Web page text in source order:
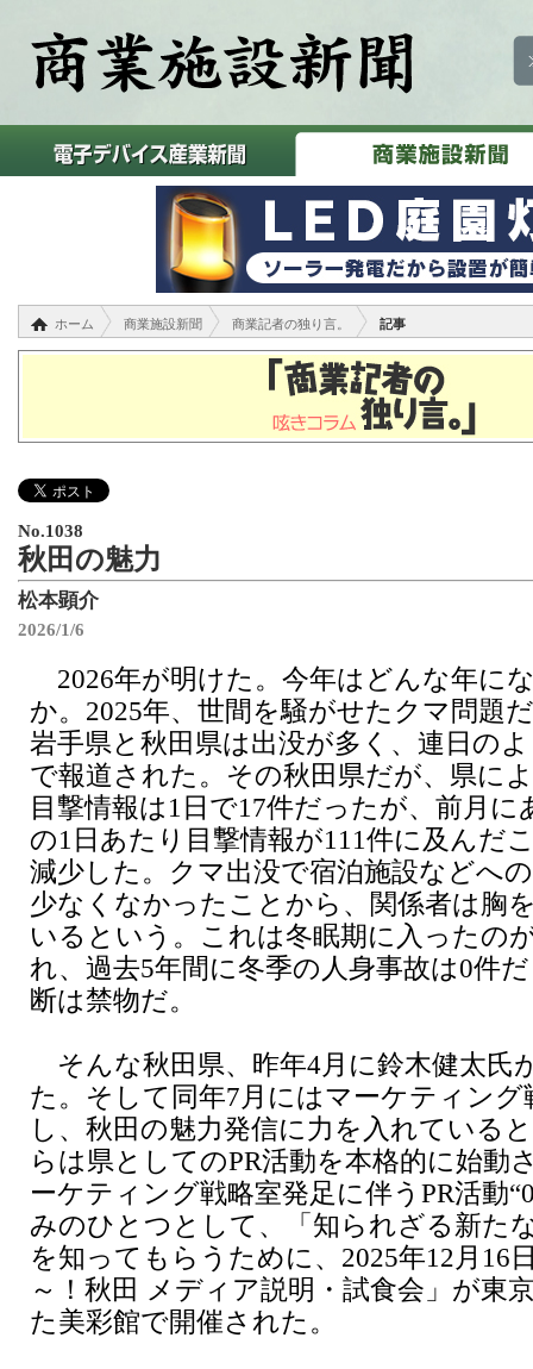
ホーム 商業施設新聞 商業記者の独り言。 記事
No.1038
秋田の魅力
松本顕介
2026/1/6
2026年が明けた。今年はどんな年に
か。2025年、世間を騒がせたクマ問題
岩手県と秋田県は出没が多く、連日の
で報道された。その秋田県だが、県に
目撃情報は1日で17件だったが、前月に
の1日あたり目撃情報が111件に及んだ
減少した。クマ出没で宿泊施設などへ
少なくなかったことから、関係者は胸
いるという。これは冬眠期に入ったの
れ、過去5年間に冬季の人身事故は0件
断は禁物だ。
そんな秋田県、昨年4月に鈴木健太氏
た。そして同年7月にはマーケティング
し、秋田の魅力発信に力を入れている
らは県としてのPR活動を本格的に始動
ーケティング戦略室発足に伴うPR活動
みのひとつとして、「知られざる新た
を知ってもらうために、2025年12月16
～！秋田 メディア説明・試食会」が東
た美彩館で開催された。